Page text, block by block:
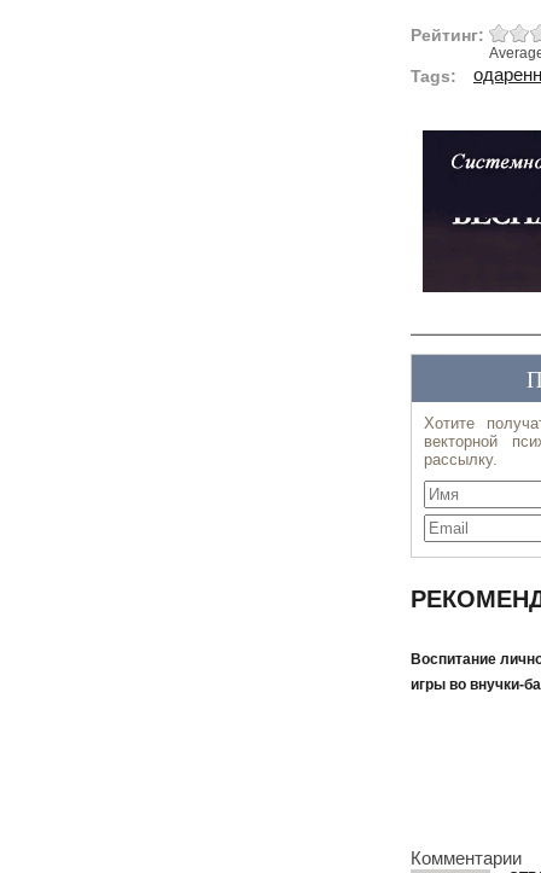
Рейтинг:
Tags:
Воспитание
игры во внучки-
Комментарии